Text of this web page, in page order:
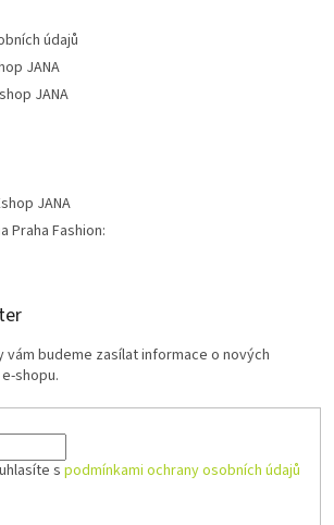
údajů
JANA
JANA
JANA
Praha Fashion:
vám budeme zasílat informace o nových
shopu.
s podmínkami ochrany osobních údajů